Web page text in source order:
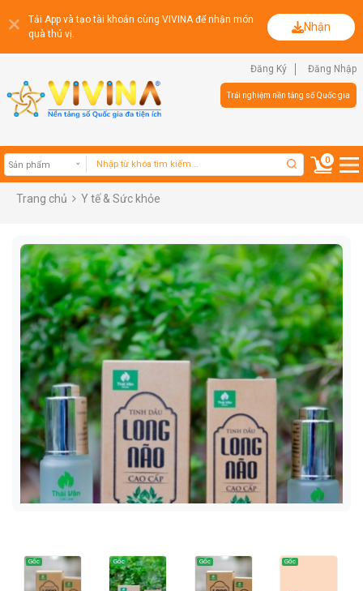
Tải App và tạo tài khoản cùng VIVINA để nhận món
quà thú vị.
Nhận
Đăng Ký Đăng Nhập
Trải nghiệm nền tảng số Quốc gia
Sản phẩm
0
Trang chủ Y tế & Sức khỏe